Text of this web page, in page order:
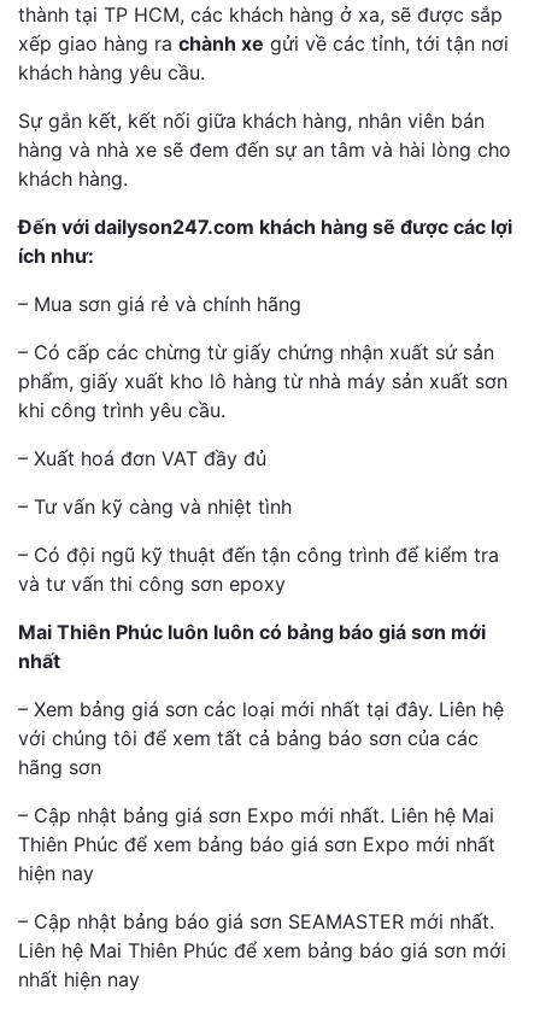
thành tại TP HCM, các khách hàng ở xa, sẽ được sắp
xếp giao hàng ra chành xe gửi về các tỉnh, tới tận nơi
khách hàng yêu cầu.
Sự gắn kết, kết nối giữa khách hàng, nhân viên bán
hàng và nhà xe sẽ đem đến sự an tâm và hài lòng cho
khách hàng.
Đến với dailyson247.com khách hàng sẽ được các lợi
ích như:
– Mua sơn giá rẻ và chính hãng
– Có cấp các chừng từ giấy chứng nhận xuất sứ sản
phẩm, giấy xuất kho lô hàng từ nhà máy sản xuất sơn
khi công trình yêu cầu.
– Xuất hoá đơn VAT đầy đủ
– Tư vấn kỹ càng và nhiệt tình
– Có đội ngũ kỹ thuật đến tận công trình để kiểm tra
và tư vấn thi công sơn epoxy
Mai Thiên Phúc luôn luôn có bảng báo giá sơn mới
nhất
– Xem bảng giá sơn các loại mới nhất tại đây. Liên hệ
với chúng tôi để xem tất cả bảng báo sơn của các
hãng sơn
– Cập nhật bảng giá sơn Expo mới nhất. Liên hệ Mai
Thiên Phúc để xem bảng báo giá sơn Expo mới nhất
hiện nay
– Cập nhật bảng báo giá sơn SEAMASTER mới nhất.
Liên hệ Mai Thiên Phúc để xem bảng báo giá sơn mới
nhất hiện nay